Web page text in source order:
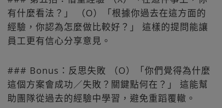
有什麼看法？」 （O）「根據你過去在這方面的
經驗，你認為怎麼做比較好？」 這樣的提問能讓
員工更有信心分享意見。
### Bonus：反思失敗 （O）「你們覺得為什麼
這個方案會成功／失敗？關鍵點何在？」 這能幫
助團隊從過去的經驗中學習，避免重蹈覆轍。